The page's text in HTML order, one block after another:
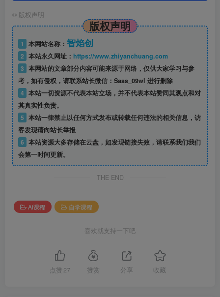
© 版权声明
版权声明
1 本网站名称： 智焰创
2 本站永久网址： https://www.zhiyanchuang.com
3 本网站的文章部分内容可能来源于网络，仅供大家学习与参
考，如有侵权，请联系站长微信：Saas_09wl 进行删除
4 本站一切资源不代表本站立场，并不代表本站赞同其观点和对
其真实性负责。
5 本站一律禁止以任何方式发布或转载任何违法的相关信息，访
客发现请向站长举报
6 本站资源大多存储在云盘，如发现链接失效，请联系我们我们
会第一时间更新。
THE END
Ai课程 自学课程
喜欢就支持一下吧
点赞 27 赞赏 分享 收藏